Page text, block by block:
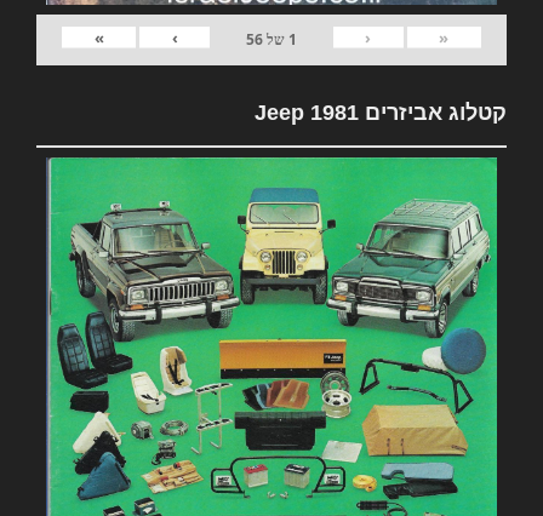
«
‹
1 של56
›
»
קטלוג אביזרים 1981 Jeep